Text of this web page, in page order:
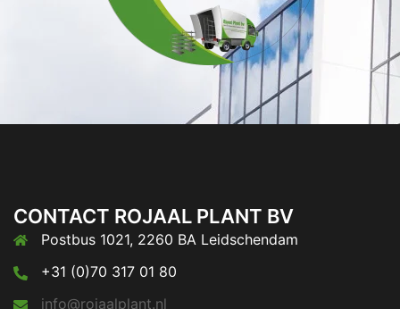
CONTACT ROJAAL PLANT BV
Postbus 1021, 2260 BA Leidschendam
+31 (0)70 317 01 80
info@rojaalplant.nl